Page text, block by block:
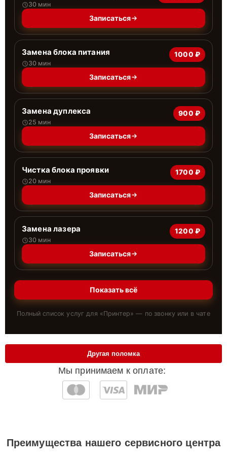
30 мин
Записаться
Замена блока питания
30 мин
1000 ₽
Записаться
Замена дуплекса
25 мин
900 ₽
Записаться
Чистка блока проявки
20 мин
1700 ₽
Записаться
Замена лазера
30 мин
1200 ₽
Записаться
Показать всё
Полный список услуг для «Принтер» — по звонку или в чате
Мы принимаем к оплате:
Другая поломка
Преимущества нашего сервисного центра